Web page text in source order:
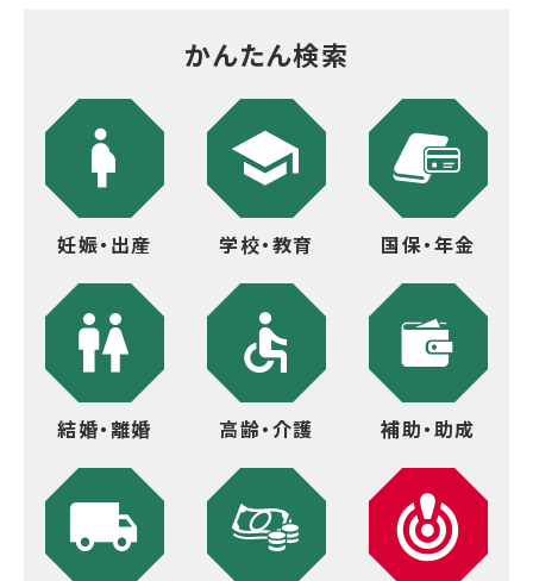
かんたん検索
妊娠・出産 学校・教育 国保・年金
結婚・離婚 高齢・介護 補助・助成